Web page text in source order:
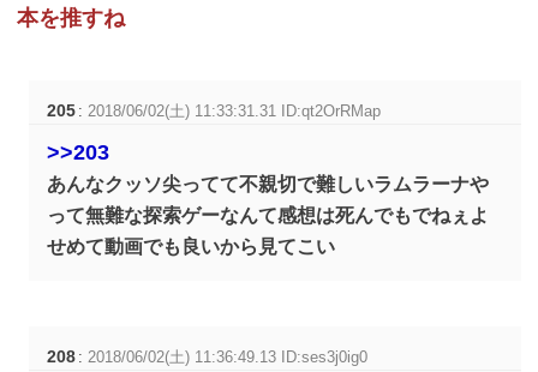
本を推すね
205 :2018/06/02(土) 11:33:31.31 ID:qt2OrRMap
>>203
あんなクッソ尖ってて不親切で難しいラムラーナや
って無難な探索ゲーなんて感想は死んでもでねぇよ
せめて動画でも良いから見てこい
208 :2018/06/02(土) 11:36:49.13 ID:ses3j0ig0